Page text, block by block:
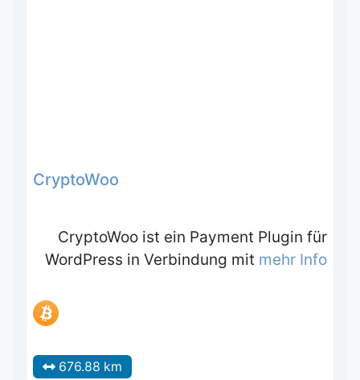
CryptoWoo
CryptoWoo ist ein Payment Plugin für
WordPress in Verbindung mit mehr Info
676.88 km